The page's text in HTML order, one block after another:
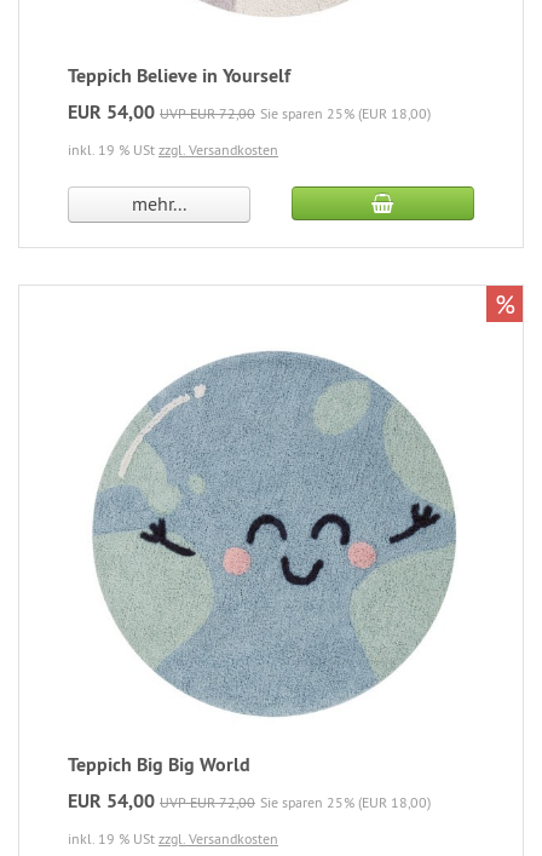
Teppich Believe in Yourself
EUR 54,00 UVP EUR 72,00 Sie sparen 25% (EUR 18,00)
inkl. 19 % USt zzgl. Versandkosten
mehr...
Teppich Big Big World
EUR 54,00 UVP EUR 72,00 Sie sparen 25% (EUR 18,00)
inkl. 19 % USt zzgl. Versandkosten
%